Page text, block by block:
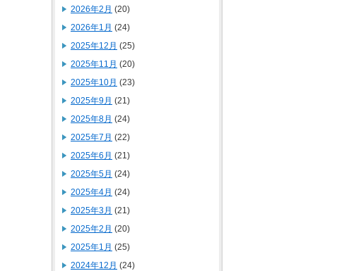
2026年2月 (20)
2026年1月 (24)
2025年12月 (25)
2025年11月 (20)
2025年10月 (23)
2025年9月 (21)
2025年8月 (24)
2025年7月 (22)
2025年6月 (21)
2025年5月 (24)
2025年4月 (24)
2025年3月 (21)
2025年2月 (20)
2025年1月 (25)
2024年12月 (24)